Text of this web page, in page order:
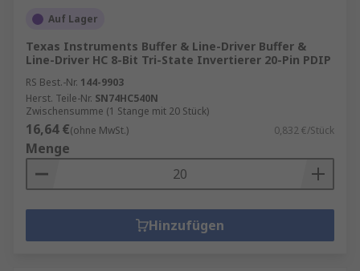
Auf Lager
Texas Instruments Buffer & Line-Driver Buffer &
Line-Driver HC 8-Bit Tri-State Invertierer 20-Pin PDIP
RS Best.-Nr. 144-9903
Herst. Teile-Nr. SN74HC540N
Zwischensumme (1 Stange mit 20 Stück)
16,64 €(ohne MwSt.) 0,832 €/Stück
Menge
Hinzufügen